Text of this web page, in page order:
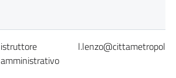
istruttore
amministrativo